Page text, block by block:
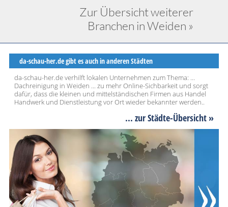
Zur Übersicht weiterer
Branchen in Weiden »
da-schau-her.de gibt es auch in anderen Städten
da-schau-her.de verhilft lokalen Unternehmen zum Thema: ...
Dachreinigung in Weiden ... zu mehr Online-Sichbarkeit und sorgt
dafür, dass die kleinen und mittelständischen Firmen aus Handel
Handwerk und Dienstleistung vor Ort wieder bekannter werden..
... zur Städte-Übersicht »